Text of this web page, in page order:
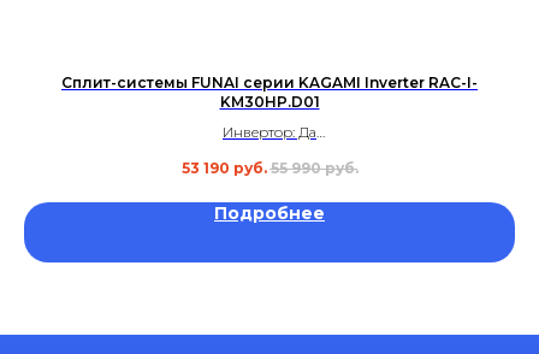
Сплит-системы FUNAI серии KAGAMI Inverter RAC-I-
KM30HP.D01
Инвертор: Да
Уровень шума: 19 дБ
53 190 руб. 55 990 руб.
Подробнее